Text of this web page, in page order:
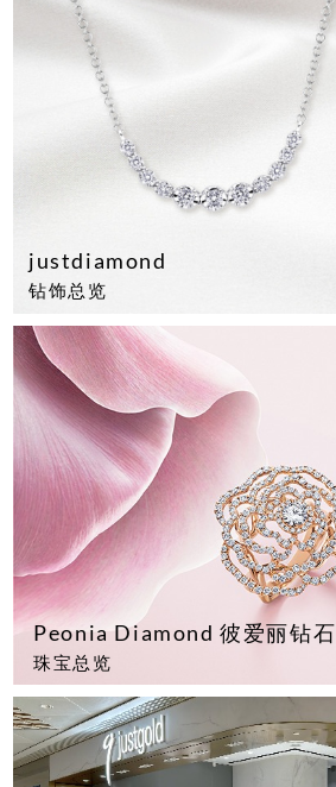
justdiamond
钻饰总览
Peonia Diamond 彼爱丽钻石
珠宝总览